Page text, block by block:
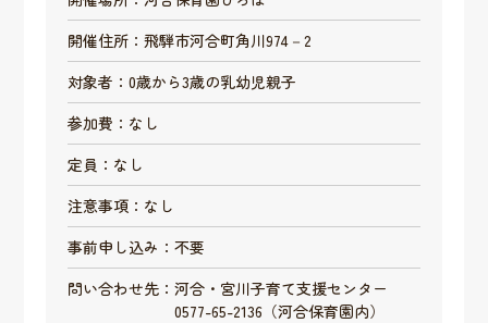
開催住所：飛騨市河合町角川974－2
対象者：0歳から3歳の乳幼児親子
参加費：なし
定員：なし
注意事項：なし
事前申し込み：不要
問い合わせ先：河合・宮川子育て支援センター
0577-65-2136（河合保育園内）